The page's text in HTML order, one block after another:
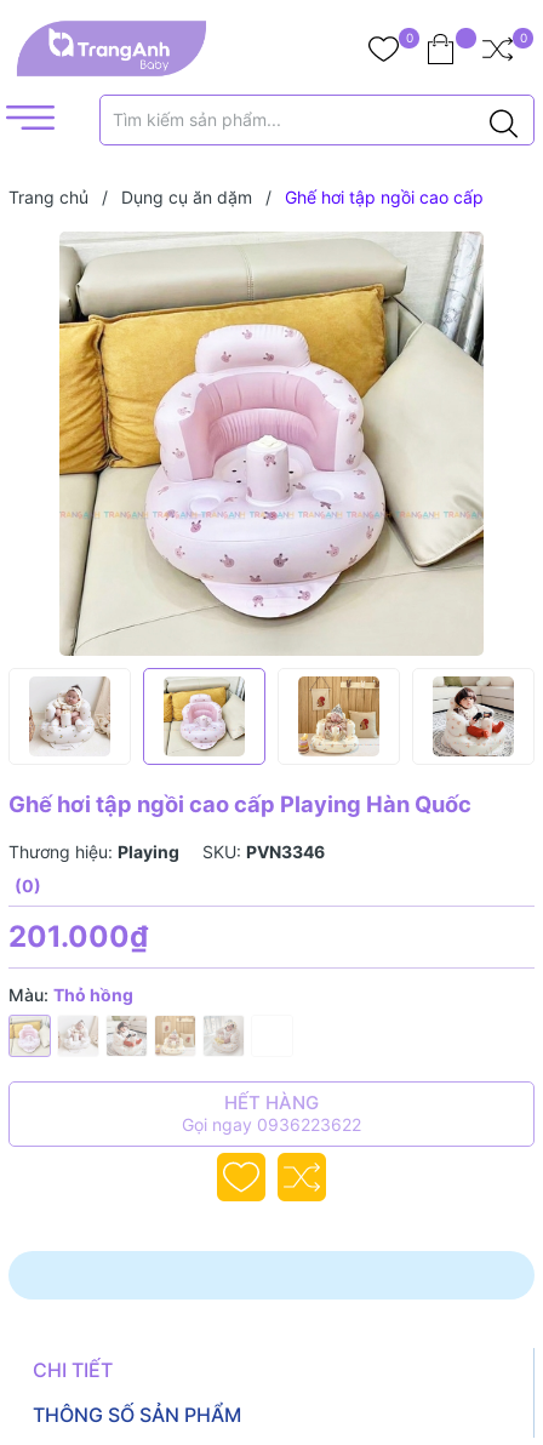
0 0
Trang chủ / Dụng cụ ăn dặm /
Ghế hơi tập ngồi cao cấp
Ghế hơi tập ngồi cao cấp Playing Hàn Quốc
Thương hiệu: Playing SKU: PVN3346
(0)
201.000₫
Màu: Thỏ hồng
HẾT HÀNG
Gọi ngay 0936223622
CHI TIẾT
THÔNG SỐ SẢN PHẨM